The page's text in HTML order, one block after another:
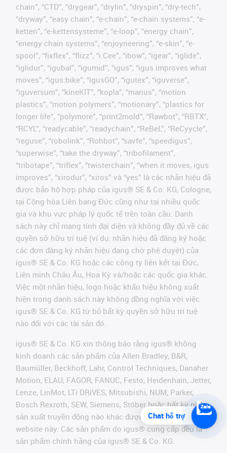
chain”, “CTD”, “drygear”, “drylin”, “dryspin”, “dry-tech”,
“dryway”, “easy chain”, “e-chain”, “e-chain systems”, “e-
ketten”, “e-kettensysteme”, “e-loop”, “energy chain”,
“energy chain systems”, “enjoyneering”, “e-skin”, “e-
spool”, “fixflex”, “flizz”, “i.Cee”, “ibow”, “igear”, “iglide”,
“iglidur”, “igubal”, “igumid”, “igus”, “igus improves what
moves”, “igus:bike”, “igusGO”, “igutex”, “iguverse”,
“iguversum”, “kineKIT”, “kopla”, “manus”, “motion
plastics”, “motion polymers”, “motionary”, “plastics for
longer life”, “polymore”, “print2mold”, “Rawbot”, “RBTX”,
“RCYL”, “readycable”, “readychain”, “ReBeL”, “ReCyycle”,
“reguse”, “robolink”, “Rohbot”, “savfe”, “speedigus”,
“superwise”, “take the dryway”, “tribofilament”,
“tribotape”, “triflex”, “twisterchain”, “when it moves, igus
improves”, “xirodur”, “xiros” và “yes” là các nhãn hiệu đã
được bảo hộ hợp pháp của igus® SE & Co. KG, Cologne,
tại Cộng hòa Liên bang Đức cũng như tại nhiều quốc
gia và khu vực pháp lý quốc tế trên toàn cầu. Danh
sách này chỉ mang tính đại diện và không đầy đủ về các
quyền sở hữu trí tuệ (ví dụ: nhãn hiệu đã đăng ký hoặc
các đơn đăng ký nhãn hiệu đang chờ phê duyệt) của
igus® SE & Co. KG hoặc các công ty liên kết tại Đức,
Liên minh Châu Âu, Hoa Kỳ và/hoặc các quốc gia khác.
Việc một nhãn hiệu, logo hoặc khẩu hiệu không xuất
hiện trong danh sách này không đồng nghĩa với việc
igus® SE & Co. KG từ bỏ bất kỳ quyền sở hữu trí tuệ
nào đối với các tài sản đó.
igus® SE & Co. KG xin thông báo rằng igus® không
kinh doanh các sản phẩm của Allen Bradley, B&R,
Baumüller, Beckhoff, Lahr, Control Techniques, Danaher
Motion, ELAU, FAGOR, FANUC, Festo, Heidenhain, Jetter,
Lenze, LinMot, LTi DRiVES, Mitsubishi, NUM, Parker,
Bosch Rexroth, SEW, Siemens, Stöber hoặc bất kỳ nhà
sản xuất truyền động nào khác được đề cập trên
website này. Các sản phẩm do igus® cung cấp đều là
sản phẩm chính hãng của igus® SE & Co. KG.
Chat hỗ trợ